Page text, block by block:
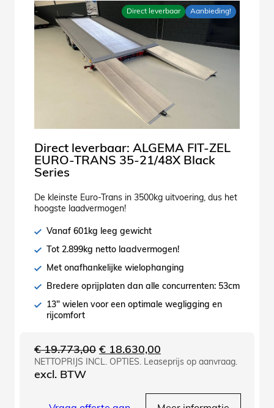
Direct leverbaar Aanbieding!
Direct leverbaar: ALGEMA FIT-ZEL
EURO-TRANS 35-21/48X Black
Series
De kleinste Euro-Trans in 3500kg uitvoering, dus het
hoogste laadvermogen!
Vanaf 601kg leeg gewicht
Tot 2.899kg netto laadvermogen!
Met onafhankelijke wielophanging
Bredere oprijplaten dan alle concurrenten: 53cm
13" wielen voor een optimale wegligging en
rijcomfort
€19.773,00 Oorspronkelijke
prijs
€ 19.773,00.
€ 18.630,00
prijs
€ 18.630,00.
NETTOPRIJS INCL. OPTIES. Leaseprijs op aanvraag.
excl. BTW